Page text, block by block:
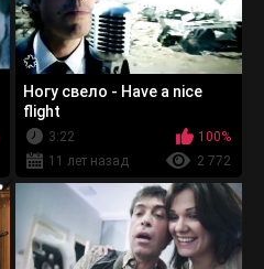
Ногу свело - Have a nice
flight
3:22
100%
11 лет назад
2 772